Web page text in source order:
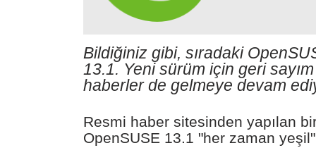
Bildiğiniz gibi, sıradaki
13.1. Yeni sürüm için geri
haberler de gelmeye devam
Resmi haber sitesinden yapılan
OpenSUSE 13.1 "her zaman